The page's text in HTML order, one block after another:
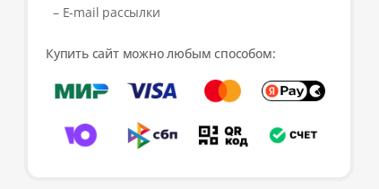
– E-mail рассылки
Купить сайт можно любым способом: